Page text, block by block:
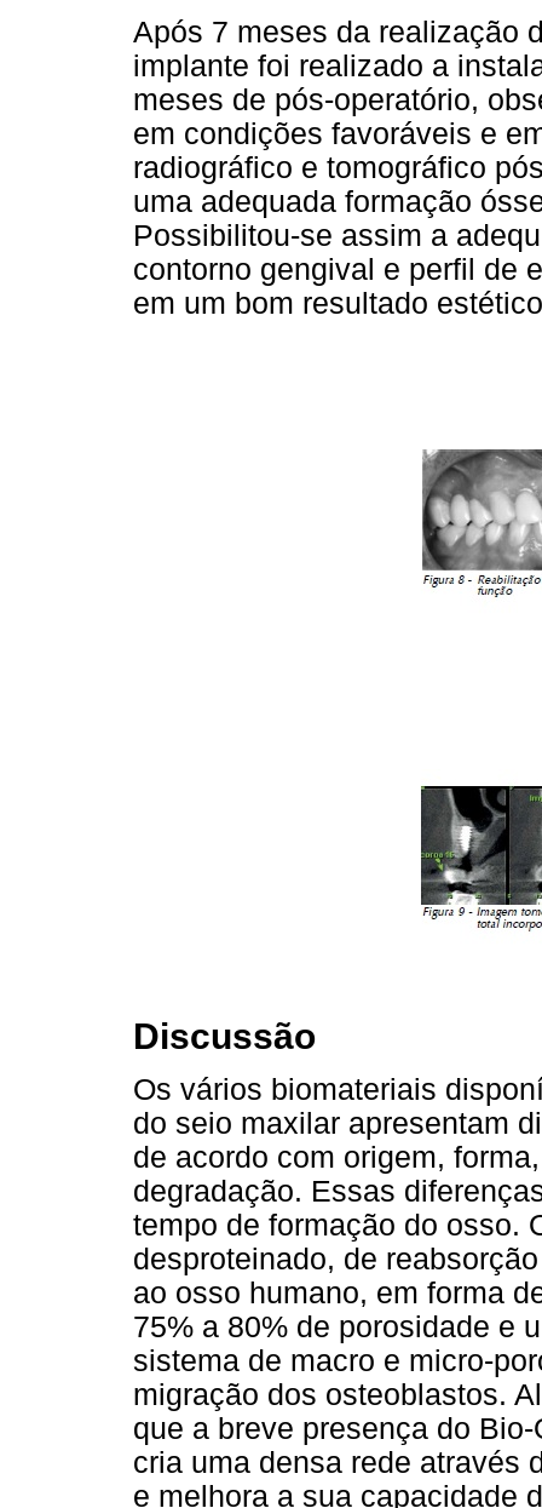
Após 7 meses da realização
implante foi realizado a
meses de pós-operatório,
em condições favoráveis e
radiográfico e tomográfico
uma adequada formação
Possibilitou-se assim a
contorno gengival e perfil de
em um bom resultado
Discussão
Os vários biomateriais
do seio maxilar apresentam
de acordo com origem,
degradação. Essas
tempo de formação do osso.
desproteinado, de
ao osso humano, em forma
75% a 80% de porosidade e
sistema de macro e micro-
migração dos osteoblastos.
que a breve presença do
cria uma densa rede através
e melhora a sua capacidade